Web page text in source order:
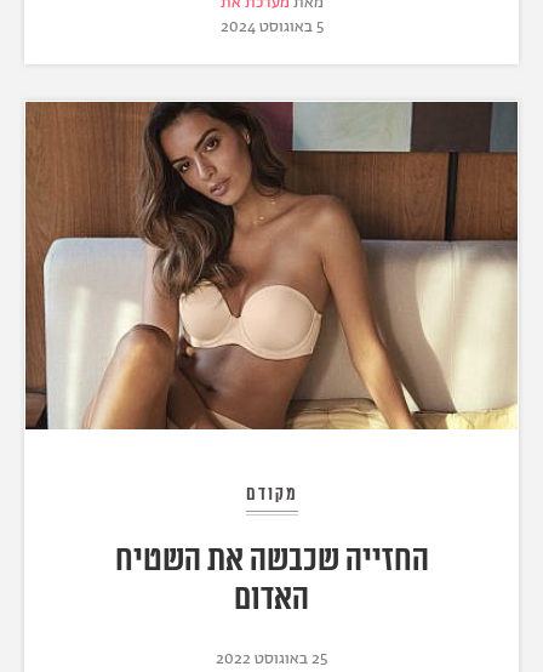
5 באוגוסט 2024
מקודם
החזייה שכבשה את השטיח
האדום
25 באוגוסט 2022